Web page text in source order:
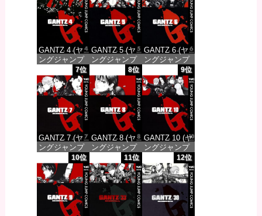
価格：¥100 価格：¥100 価格：¥100
GANTZ 4 (ヤ
ングジャンプ
コミックス
DIGITAL)
価格：¥100
GANTZ 5 (ヤ
ングジャンプ
コミックス
DIGITAL)
価格：¥100
GANTZ 6 (ヤ
ングジャンプ
コミックス
DIGITAL)
価格：¥100
7位
GANTZ 7 (ヤ
ングジャンプ
コミックス
DIGITAL)
価格：¥100
8位
GANTZ 8 (ヤ
ングジャンプ
コミックス
DIGITAL)
価格：¥100
9位
GANTZ 10 (ヤ
ングジャンプ
コミックス
DIGITAL)
価格：¥100
10位 11位 12位